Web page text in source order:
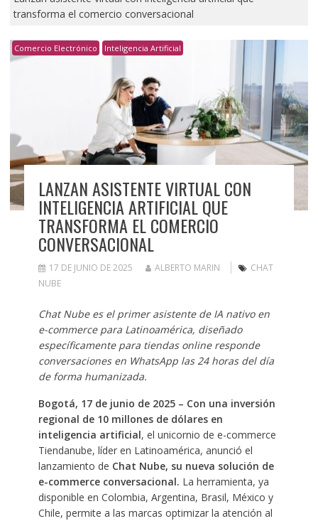
transforma el comercio conversacional
Comercio Electrónico Inteligencia Artificial
LANZAN ASISTENTE VIRTUAL CON
INTELIGENCIA ARTIFICIAL QUE
TRANSFORMA EL COMERCIO
CONVERSACIONAL
17 DE JUNIO DE 2025 ALBERTO MARIN
CHAT
NUBE
Chat Nube es el primer asistente de IA nativo en
e-commerce para Latinoamérica, diseñado
específicamente para tiendas online responde
conversaciones en WhatsApp las 24 horas del día
de forma humanizada.
Bogotá, 17 de junio de 2025 – Con una inversión
regional de 10 millones de dólares en
inteligencia artificial, el unicornio de e-commerce
Tiendanube, líder en Latinoamérica, anunció el
lanzamiento de Chat Nube, su nueva solución de
e-commerce conversacional. La herramienta, ya
disponible en Colombia, Argentina, Brasil, México y
Chile, permite a las marcas optimizar la atención al